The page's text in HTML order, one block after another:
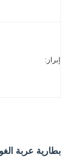
إبراز: